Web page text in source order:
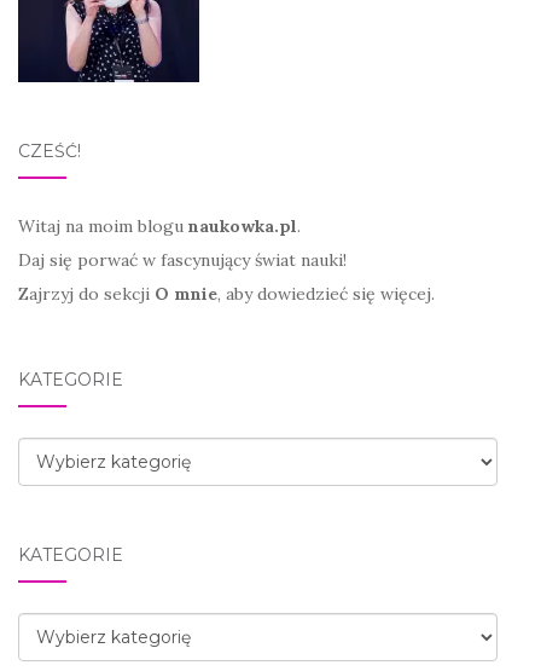
CZEŚĆ!
Witaj na moim blogu naukowka.pl.
Daj się porwać w fascynujący świat nauki!
Zajrzyj do sekcji O mnie, aby dowiedzieć się więcej.
KATEGORIE
Kategorie
KATEGORIE
Kategorie